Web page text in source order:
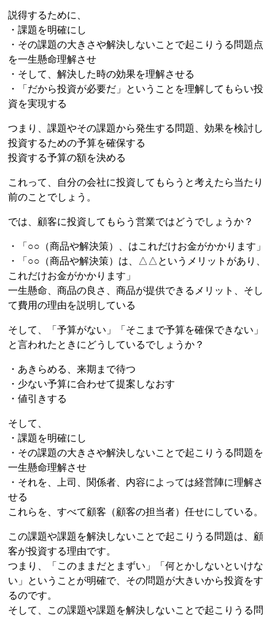
説得するために、
・課題を明確にし
・その課題の大きさや解決しないことで起こりうる問題点
を一生懸命理解させ
・そして、解決した時の効果を理解させる
・「だから投資が必要だ」ということを理解してもらい投
資を実現する
つまり、課題やその課題から発生する問題、効果を検討し
投資するための予算を確保する
投資する予算の額を決める
これって、自分の会社に投資してもらうと考えたら当たり
前のことでしょう。
では、顧客に投資してもらう営業ではどうでしょうか？
・「○○（商品や解決策）、はこれだけお金がかかります」
・「○○（商品や解決策）は、△△というメリットがあり、
これだけお金がかかります」
一生懸命、商品の良さ、商品が提供できるメリット、そし
て費用の理由を説明している
そして、「予算がない」「そこまで予算を確保できない」
と言われたときにどうしているでしょうか？
・あきらめる、来期まで待つ
・少ない予算に合わせて提案しなおす
・値引きする
そして、
・課題を明確にし
・その課題の大きさや解決しないことで起こりうる問題を
一生懸命理解させ
・それを、上司、関係者、内容によっては経営陣に理解さ
せる
これらを、すべて顧客（顧客の担当者）任せにしている。
この課題や課題を解決しないことで起こりうる問題は、顧
客が投資する理由です。
つまり、「このままだとまずい」「何とかしないといけな
い」ということが明確で、その問題が大きいから投資をす
るのです。
そして、この課題や課題を解決しないことで起こりうる問